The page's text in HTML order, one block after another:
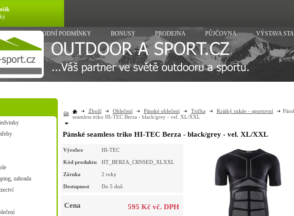
OBCHODNÍ PODMÍNKY BONUSY PRODEJNA PŮJČOVNA VÝSTAVA
zahrada
Zboží Oblečení Pánské oblečení Trička Krátký rukáv - sportovní
seamless triko HI-TEC Berza - black/grey - vel. XL/XXL
Pánské seamless triko HI-TEC Berza - black/grey - vel. XL/XXL
Výrobce HI-TEC
Kód produktu HT_BERZA_CRNSED_XLXXL
Záruka 2 roky
Dostupnost Do 5 dnů
Cena 595 Kč vč. DPH